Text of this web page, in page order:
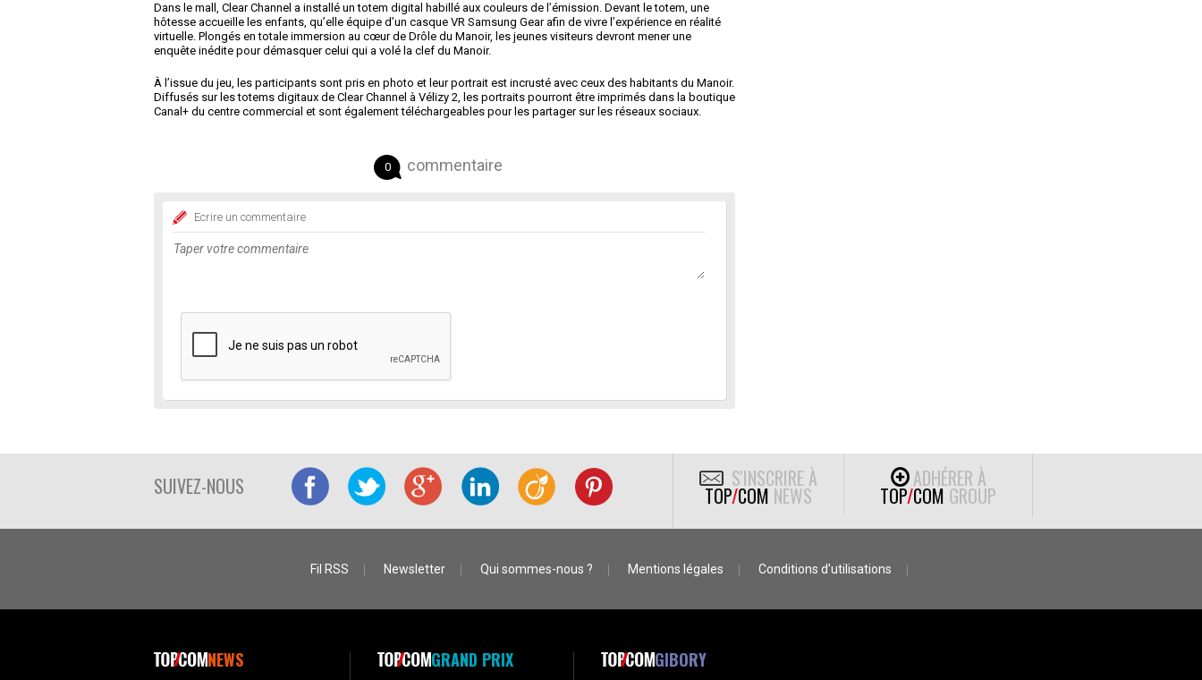
Dans le mall, Clear Channel a installé un totem digital habillé aux couleurs de l’émission. Devant le totem, une
hôtesse accueille les enfants, qu’elle équipe d’un casque VR Samsung Gear afin de vivre l’expérience en réalité
virtuelle. Plongés en totale immersion au cœur de Drôle du Manoir, les jeunes visiteurs devront mener une
enquête inédite pour démasquer celui qui a volé la clef du Manoir.
À l’issue du jeu, les participants sont pris en photo et leur portrait est incrusté avec ceux des habitants du Manoir.
Diffusés sur les totems digitaux de Clear Channel à Vélizy 2, les portraits pourront être imprimés dans la boutique
Canal+ du centre commercial et sont également téléchargeables pour les partager sur les réseaux sociaux.
0 commentaire
Ecrire un commentaire
SUIVEZ-NOUS S'INSCRIRE À
TOP/COM NEWS
ADHÉRER À
TOP/COM GROUP
Fil RSS Newsletter Qui sommes-nous ? Mentions légales Conditions d’utilisations
NEWS GRAND PRIX GIBORY